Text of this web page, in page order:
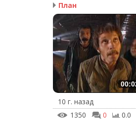
План
10 г. назад
1350
0 0.0